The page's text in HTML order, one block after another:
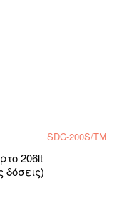
SDC-200S/TM
206lt
δόσεις)